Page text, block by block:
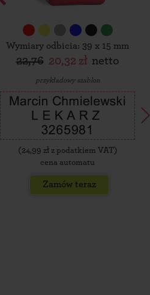
Wymiary odbicia: 39 x 15 mm
22,76 20,32 zł netto
przykładowy szablon
( 24,99 zł z podatkiem VAT)
cena automatu
Zamów teraz